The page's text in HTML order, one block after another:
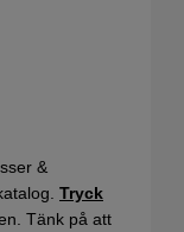
&
Tryck
Tänk på att